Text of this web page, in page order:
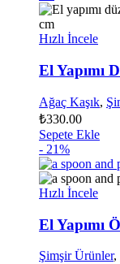
Hızlı İncele
El Yapımı
Ağaç Kaşık,
₺330.00
Sepete Ekle
- 21%
Hızlı İncele
El Yapımı
Şimşir Ürünler,